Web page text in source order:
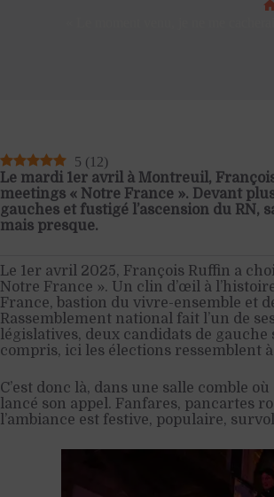
5 ( 12)
Le mardi 1er avril à Montreuil,
meetings « Notre France ». Devant
gauches et fustigé l’ascension du RN,
mais presque.
Le 1er avril 2025, François Ruffin a
Notre France ». Un clin d’œil à
France, bastion du vivre-ensemble et
Rassemblement national fait l’un de
législatives, deux candidats de gauche
compris, ici les élections ressemblent
C’est donc là, dans une salle comble
lancé son appel. Fanfares, pancartes
l’ambiance est festive, populaire,